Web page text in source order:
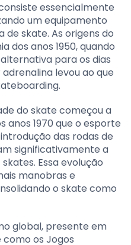
essencialmente
um equipamento
skate. As origens do
dos anos 1950, quando
para os dias
levou ao que
do skate começou a
anos 1970 que o esporte
das rodas de
significativamente a
Essa evolução
manobras e
o skate como
global, presente em
os Jogos